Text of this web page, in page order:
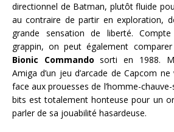
directionnel de Batman, plutôt fluide
au contraire de partir en exploration,
grande sensation de liberté.
grappin, on peut également
Bionic Commando sorti en 1988.
Amiga d’un jeu d’arcade de Capcom
face aux prouesses de l’homme-
bits est totalement honteuse pour un
parler de sa jouabilité hasardeuse.